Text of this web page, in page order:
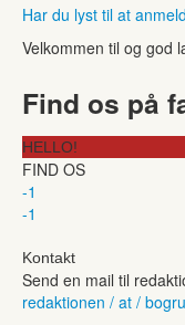
Har du lyst til at
Velkommen til og god
Find os på
HELLO!
FIND OS
-1
-1
Kontakt
Send en mail til
redaktionen / at /